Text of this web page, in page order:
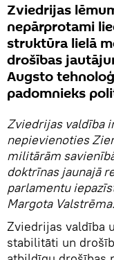
Zviedrijas
nepārprotami
struktūra lielā
drošības
Augsto
padomnieks
Zviedrijas valdība
nepievienoties
militārām
doktrīnas jaunajā
parlamentu
Margota Valstrēma.
Zviedrijas valdība
stabilitāti un